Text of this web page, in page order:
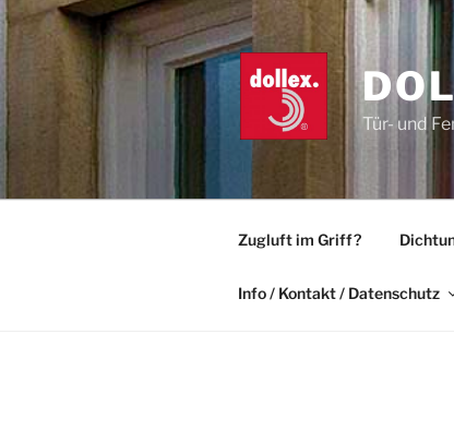
Zum
Inhalt
springen
Tür- und
Zugluft im Griff?
Info / Kontakt / Datenschutz